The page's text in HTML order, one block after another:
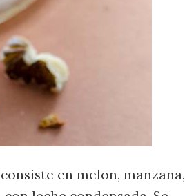
en melon, manzana,